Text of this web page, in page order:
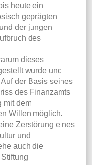
heute ein
geprägten
der jungen
des
dieses
wurde und
der Basis seines
des Finanzamts
mit dem
Willen möglich.
Zerstörung eines
und
auch die